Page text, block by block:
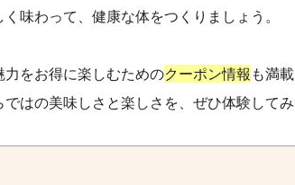
味わって、健康な体をつくりましょう。
力をお得に楽しむためのクーポン情報 も満載
ではの美味しさと楽しさを、ぜひ体験してみ